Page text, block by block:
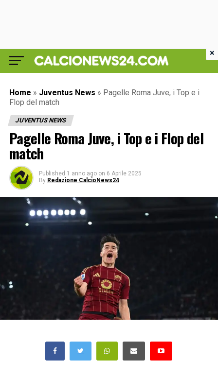
Home » Juventus News » Pagelle Roma Juve, i Top e i
Flop del match
JUVENTUS NEWS
Pagelle Roma Juve, i Top e i Flop del
match
Published 1 anno ago on 6 Aprile 2025
By Redazione CalcioNews24
×